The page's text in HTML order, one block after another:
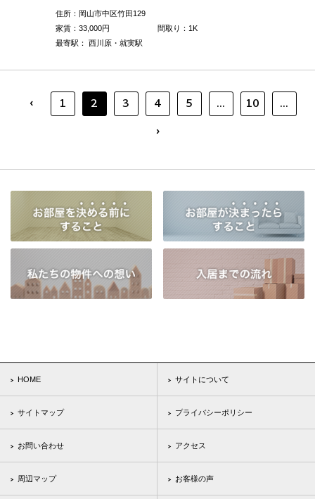
住所：岡山市中区竹田129
家賃： 33,000円
間取り：1K
最寄駅： 西川原・就実駅
‹ 1 2 3 4 5 ... 10
...
›
HOME サイトについて
サイトマップ プライバシーポリシー
お問い合わせ アクセス
周辺マップ お客様の声